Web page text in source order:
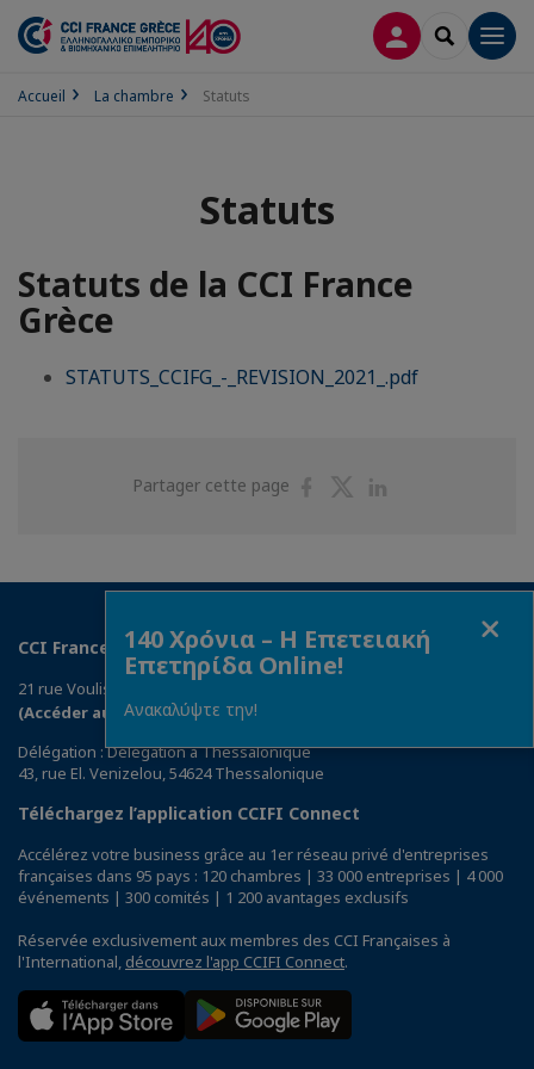
CONNEXION
Accueil La chambre Statuts
Statuts
Statuts de la CCI France
Grèce
STATUTS_CCIFG_-_REVISION_2021_.pdf
Partager cette page
PartagerPartager
CCI France Grèce
21 rue Voulis, 105 63 Athènes
(Accéder au plan)
Délégation : Délégation à Thessalonique
43, rue El. Venizelou, 54624 Thessalonique
Téléchargez l’application CCIFI Connect
Accélérez votre business grâce au 1er réseau privé d'entreprises
françaises dans 95 pays : 120 chambres | 33 000 entreprises | 4 000
événements | 300 comités | 1 200 avantages exclusifs
Réservée exclusivement aux membres des CCI Françaises à
l'International, découvrez l'app CCIFI Connect.
140 Χρόνια – Η Επετειακή
Επετηρίδα Online!
Ανακαλύψτε την!